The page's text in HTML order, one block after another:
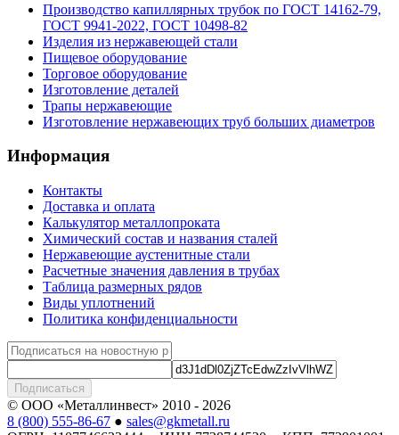
Производство капиллярных трубок по ГОСТ 14162-79,
ГОСТ 9941-2022, ГОСТ 10498-82
Изделия из нержавеющей стали
Пищевое оборудование
Торговое оборудование
Изготовление деталей
Трапы нержавеющие
Изготовление нержавеющих труб больших диаметров
Информация
Контакты
Доставка и оплата
Калькулятор металлопроката
Химический состав и названия сталей
Нержавеющие аустенитные стали
Расчетные значения давления в трубах
Таблица размерных рядов
Виды уплотнений
Политика конфиденциальности
Подписаться
© ООО «Металлинвест» 2010 - 2026
8 (800) 555-86-67 ● sales@gkmetall.ru